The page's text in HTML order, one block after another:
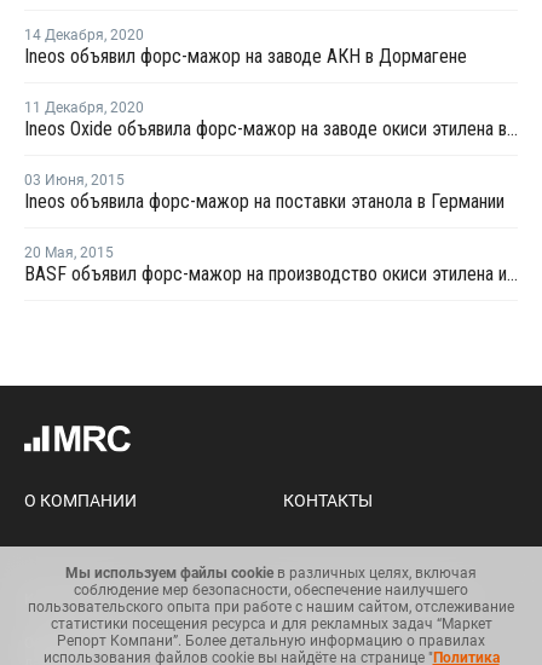
14 Декабря, 2020
Ineos объявил форс-мажор на заводе АКН в Дормагене
11 Декабря, 2020
Ineos Oxide объявила форс-мажор на заводе окиси этилена в Германии
03 Июня, 2015
Ineos объявила форс-мажор на поставки этанола в Германии
20 Мая, 2015
BASF объявил форс-мажор на производство окиси этилена и МЭГ в Европе
О КОМПАНИИ КОНТАКТЫ
Карта сайта
Условия использования
информации
Общий регламент по защите
Мы используем файлы cookie в различных целях, включая
соблюдение мер безопасности, обеспечение наилучшего
пользовательского опыта при работе с нашим сайтом, отслеживание
статистики посещения ресурса и для рекламных задач “Маркет
Репорт Компани”. Более детальную информацию о правилах
использования файлов cookie вы найдёте на странице " Политика